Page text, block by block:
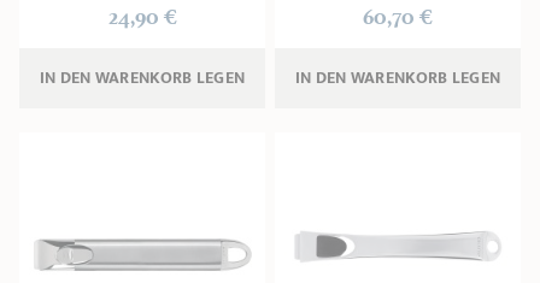
KONTAKT
24,90 €
LEGEN
60,70 €
LEGEN